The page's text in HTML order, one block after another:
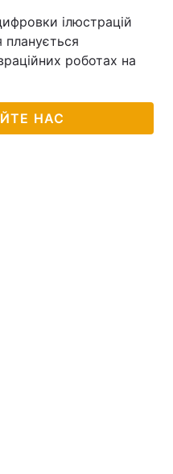
ілюстрацій
планується
роботах на
НАС